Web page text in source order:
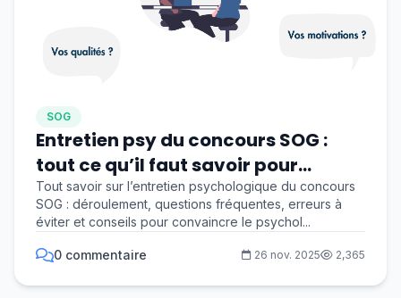
SOG
Entretien psy du concours SOG :
tout ce qu’il faut savoir pour
réussir
Tout savoir sur l’entretien psychologique du concours
SOG : déroulement, questions fréquentes, erreurs à
éviter et conseils pour convaincre le psychol...
0 commentaire 26 nov. 2025 2,365